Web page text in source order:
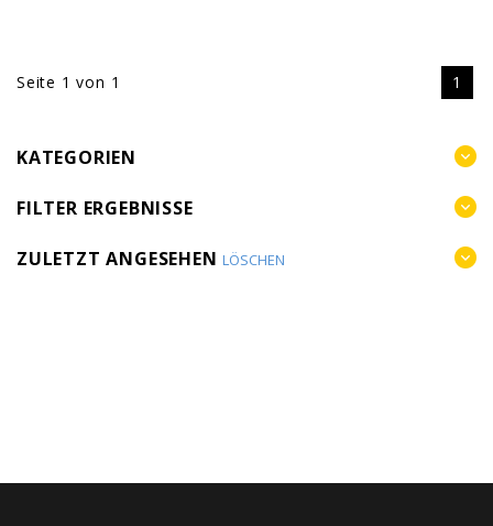
Seite 1 von 1 1
KATEGORIEN
FILTER ERGEBNISSE
ZULETZT ANGESEHENLÖSCHEN